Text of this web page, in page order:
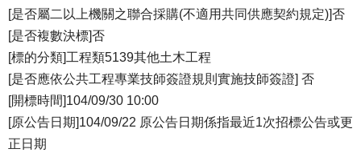
[是否屬二以上機關之聯合採購(不適用共同供應契約規定)]否
[是否複數決標]否
[標的分類]工程類5139其他土木工程
[是否應依公共工程專業技師簽證規則實施技師簽證] 否
[開標時間]104/09/30 10:00
[原公告日期]104/09/22 原公告日期係指最近1次招標公告或更
正日期